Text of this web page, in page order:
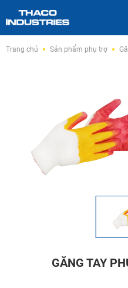
Trang chủ Sản phẩm phụ trợ
GĂNG TAY